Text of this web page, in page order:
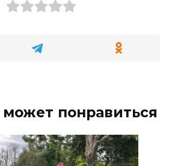
понравиться